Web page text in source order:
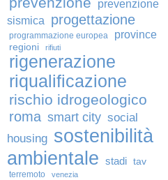
prevenzione
sismica
progettazione
programmazione europea province
regioni rifiuti
rigenerazione
riqualificazione
rischio idrogeologico
roma smart city social
housing sostenibilità
ambientale stadi tav
terremoto venezia